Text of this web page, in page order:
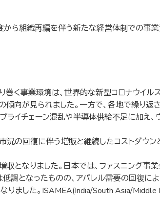
ら組織再編を伴う新たな経営体制での事
巻く事業環境は、世界的な新型コロナウイ
傾向が見られました。一方で、各地で繰り
ライチェーン混乱や半導体供給不足に加え
況の回復に伴う増販と継続したコストダウ
収となりました。日本では、ファスニング
調となったものの、アパレル需要の回復に
りました。ISAMEA(India/South Asia/